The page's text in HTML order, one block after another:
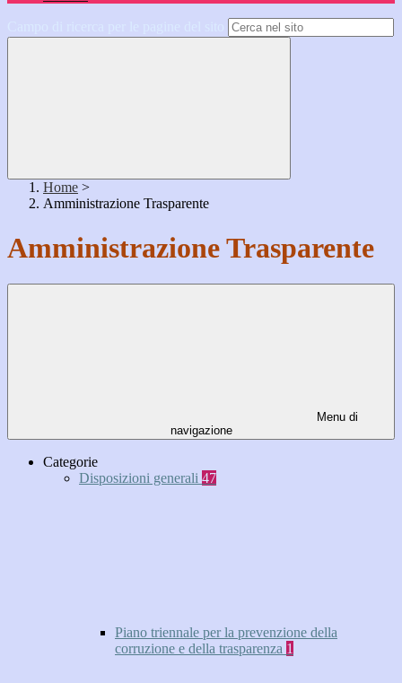
Home >
Amministrazione Trasparente
Amministrazione Trasparente
Menu di
navigazione
Categorie
Disposizioni generali 47
Piano triennale per la prevenzione della
corruzione e della trasparenza 1